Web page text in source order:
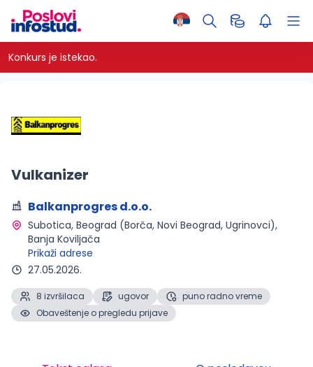
Konkurs je istekao.
Vulkanizer
Balkanprogres d.o.o.
Subotica, Beograd (Borča, Novi Beograd, Ugrinovci),
Banja Koviljača
Prikaži adrese
27.05.2026.
8 izvršilaca ugovor
puno radno vreme
Obaveštenje o pregledu prijave